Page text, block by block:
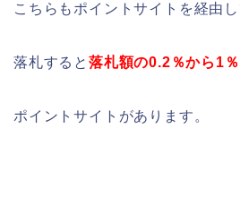
こちらもポイントサイトを経由
落札すると 落札額の0.2％から1
ポイントサイトがあります。